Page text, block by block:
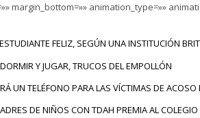
margin_bottom=»» animation_type=»»
FELIZ, SEGÚN UNA INSTITUCIÓN
Y JUGAR, TRUCOS DEL EMPOLLÓN
UN TELÉFONO PARA LAS VÍCTIMAS DE ACOSO
DE NIÑOS CON TDAH PREMIA AL